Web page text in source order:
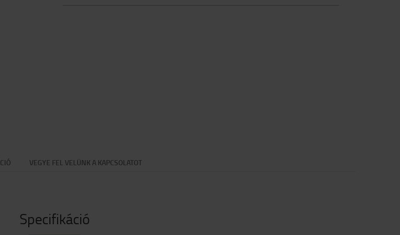
VEGYE FEL VELÜNK A KAPCSOLATOT
Specifikáció